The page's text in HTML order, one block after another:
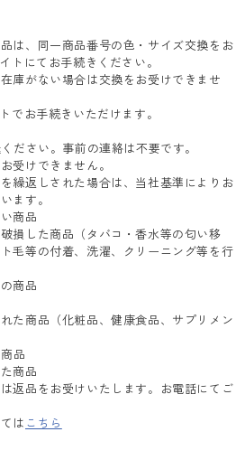
は、同一商品番号の色・サイズ交換をお
トにてお手続きください。
庫がない場合は交換をお受けできませ
でお手続きいただけます。
ださい。事前の連絡は不要です。
けできません。
繰返しされた場合は、当社基準によりお
ます。
商品
損した商品（タバコ・香水等の匂い移
毛等の付着、洗濯、クリーニング等を行
商品
た商品（化粧品、健康食品、サプリメン
品
商品
返品をお受けいたします。お電話にてご
は こちら